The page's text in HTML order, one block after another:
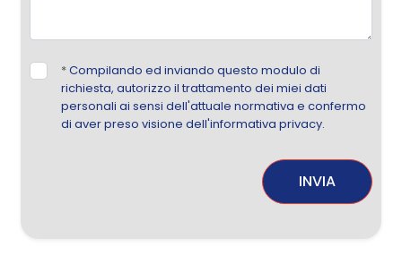
*Compilando ed inviando questo modulo di
richiesta, autorizzo il trattamento dei miei dati
personali ai sensi dell'attuale normativa e confermo
di aver preso visione dell'informativa privacy.
INVIA